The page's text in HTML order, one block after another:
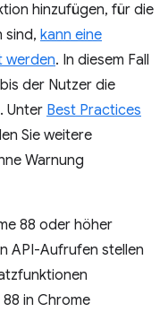
hinzufügen, für die
sind, kann eine
werden. In diesem Fall
der Nutzer die
Unter Best Practices
Sie weitere
Warnung
88 oder höher
API-Aufrufen stellen
in Chrome